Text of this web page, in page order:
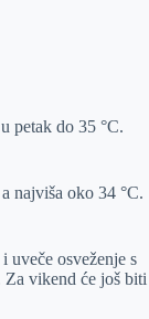
petak do 35 °C.
najviša oko 34 °C.
uveče osveženje s
Za vikend će još biti